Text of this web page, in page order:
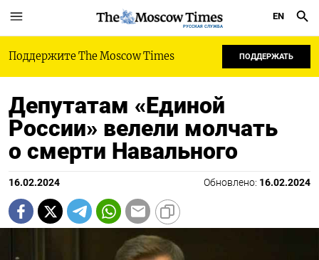
РУССКАЯ СЛУЖБА
EN
Поддержите The Moscow Times ПОДДЕРЖАТЬ
Депутатам «Единой
России» велели молчать
о смерти Навального
16.02.2024 Обновлено: 16.02.2024